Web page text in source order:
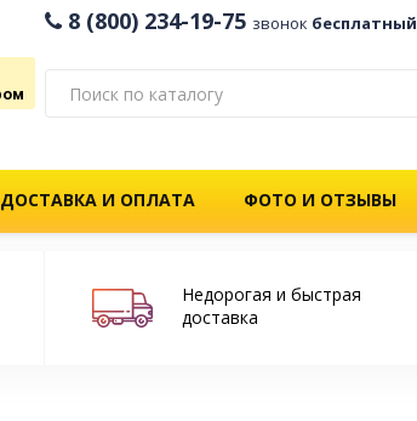
8 (800) 234-19-75 звонок бесплатный
ДОСТАВКА И ОПЛАТА ФОТО И ОТЗЫВЫ
Недорогая и быстрая
доставка